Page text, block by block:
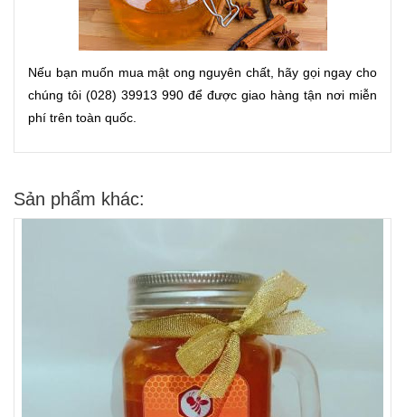
Nếu bạn muốn mua mật ong nguyên chất, hãy gọi ngay cho
chúng tôi (028) 39913 990 để được giao hàng tận nơi miễn
phí trên toàn quốc.
Sản phẩm khác: